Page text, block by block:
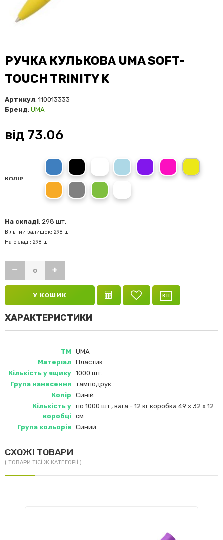
РУЧКА КУЛЬКОВА UMA SOFT-
TOUCH TRINITY K
Артикул: 110013333
Бренд: UMA
від 73.06
КОЛІР
Синій Чорний БлакитнийФіолетовийРожевийЖовтий
Помаранчевий
Сірий Зелений
На складі: 298 шт.
Вільний залишок: 298 шт.
На складі: 298 шт.
У КОШИК
ХАРАКТЕРИСТИКИ
ТМ
UMA
Матеріал
Пластик
Кількість у ящику 1000 шт.
Група нанесення тамподрук
Колір
Синій
Кількість у
коробці
по 1000 шт., вага - 12 кг коробка 49 x 32 x 12
см
Група кольорів Синий
СХОЖІ ТОВАРИ
( ТОВАРИ ТІЄЇ Ж КАТЕГОРІЇ )